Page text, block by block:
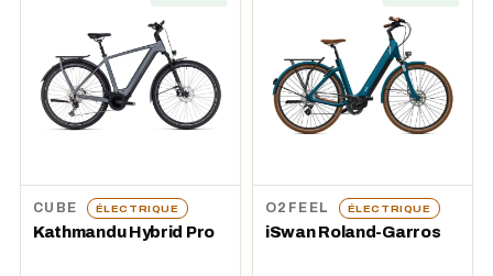
CUBE ÉLECTRIQUE
Kathmandu Hybrid Pro
O2FEEL ÉLECTRIQUE
iSwan Roland-Garros